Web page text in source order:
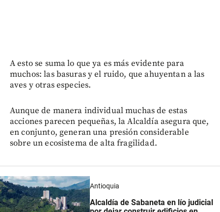
A esto se suma lo que ya es más evidente para
muchos: las basuras y el ruido, que ahuyentan a las
aves y otras especies.
Aunque de manera individual muchas de estas
acciones parecen pequeñas, la Alcaldía asegura que,
en conjunto, generan una presión considerable
sobre un ecosistema de alta fragilidad.
Antioquia
Alcaldía de Sabaneta en lío judicial